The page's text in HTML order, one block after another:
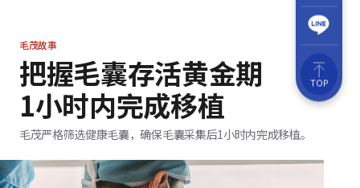
毛茂故事
把握毛囊存活黄金期
1小时内完成移植
毛茂严格筛选健康毛囊，确保毛囊采集后1小时内完成移植。
TOP